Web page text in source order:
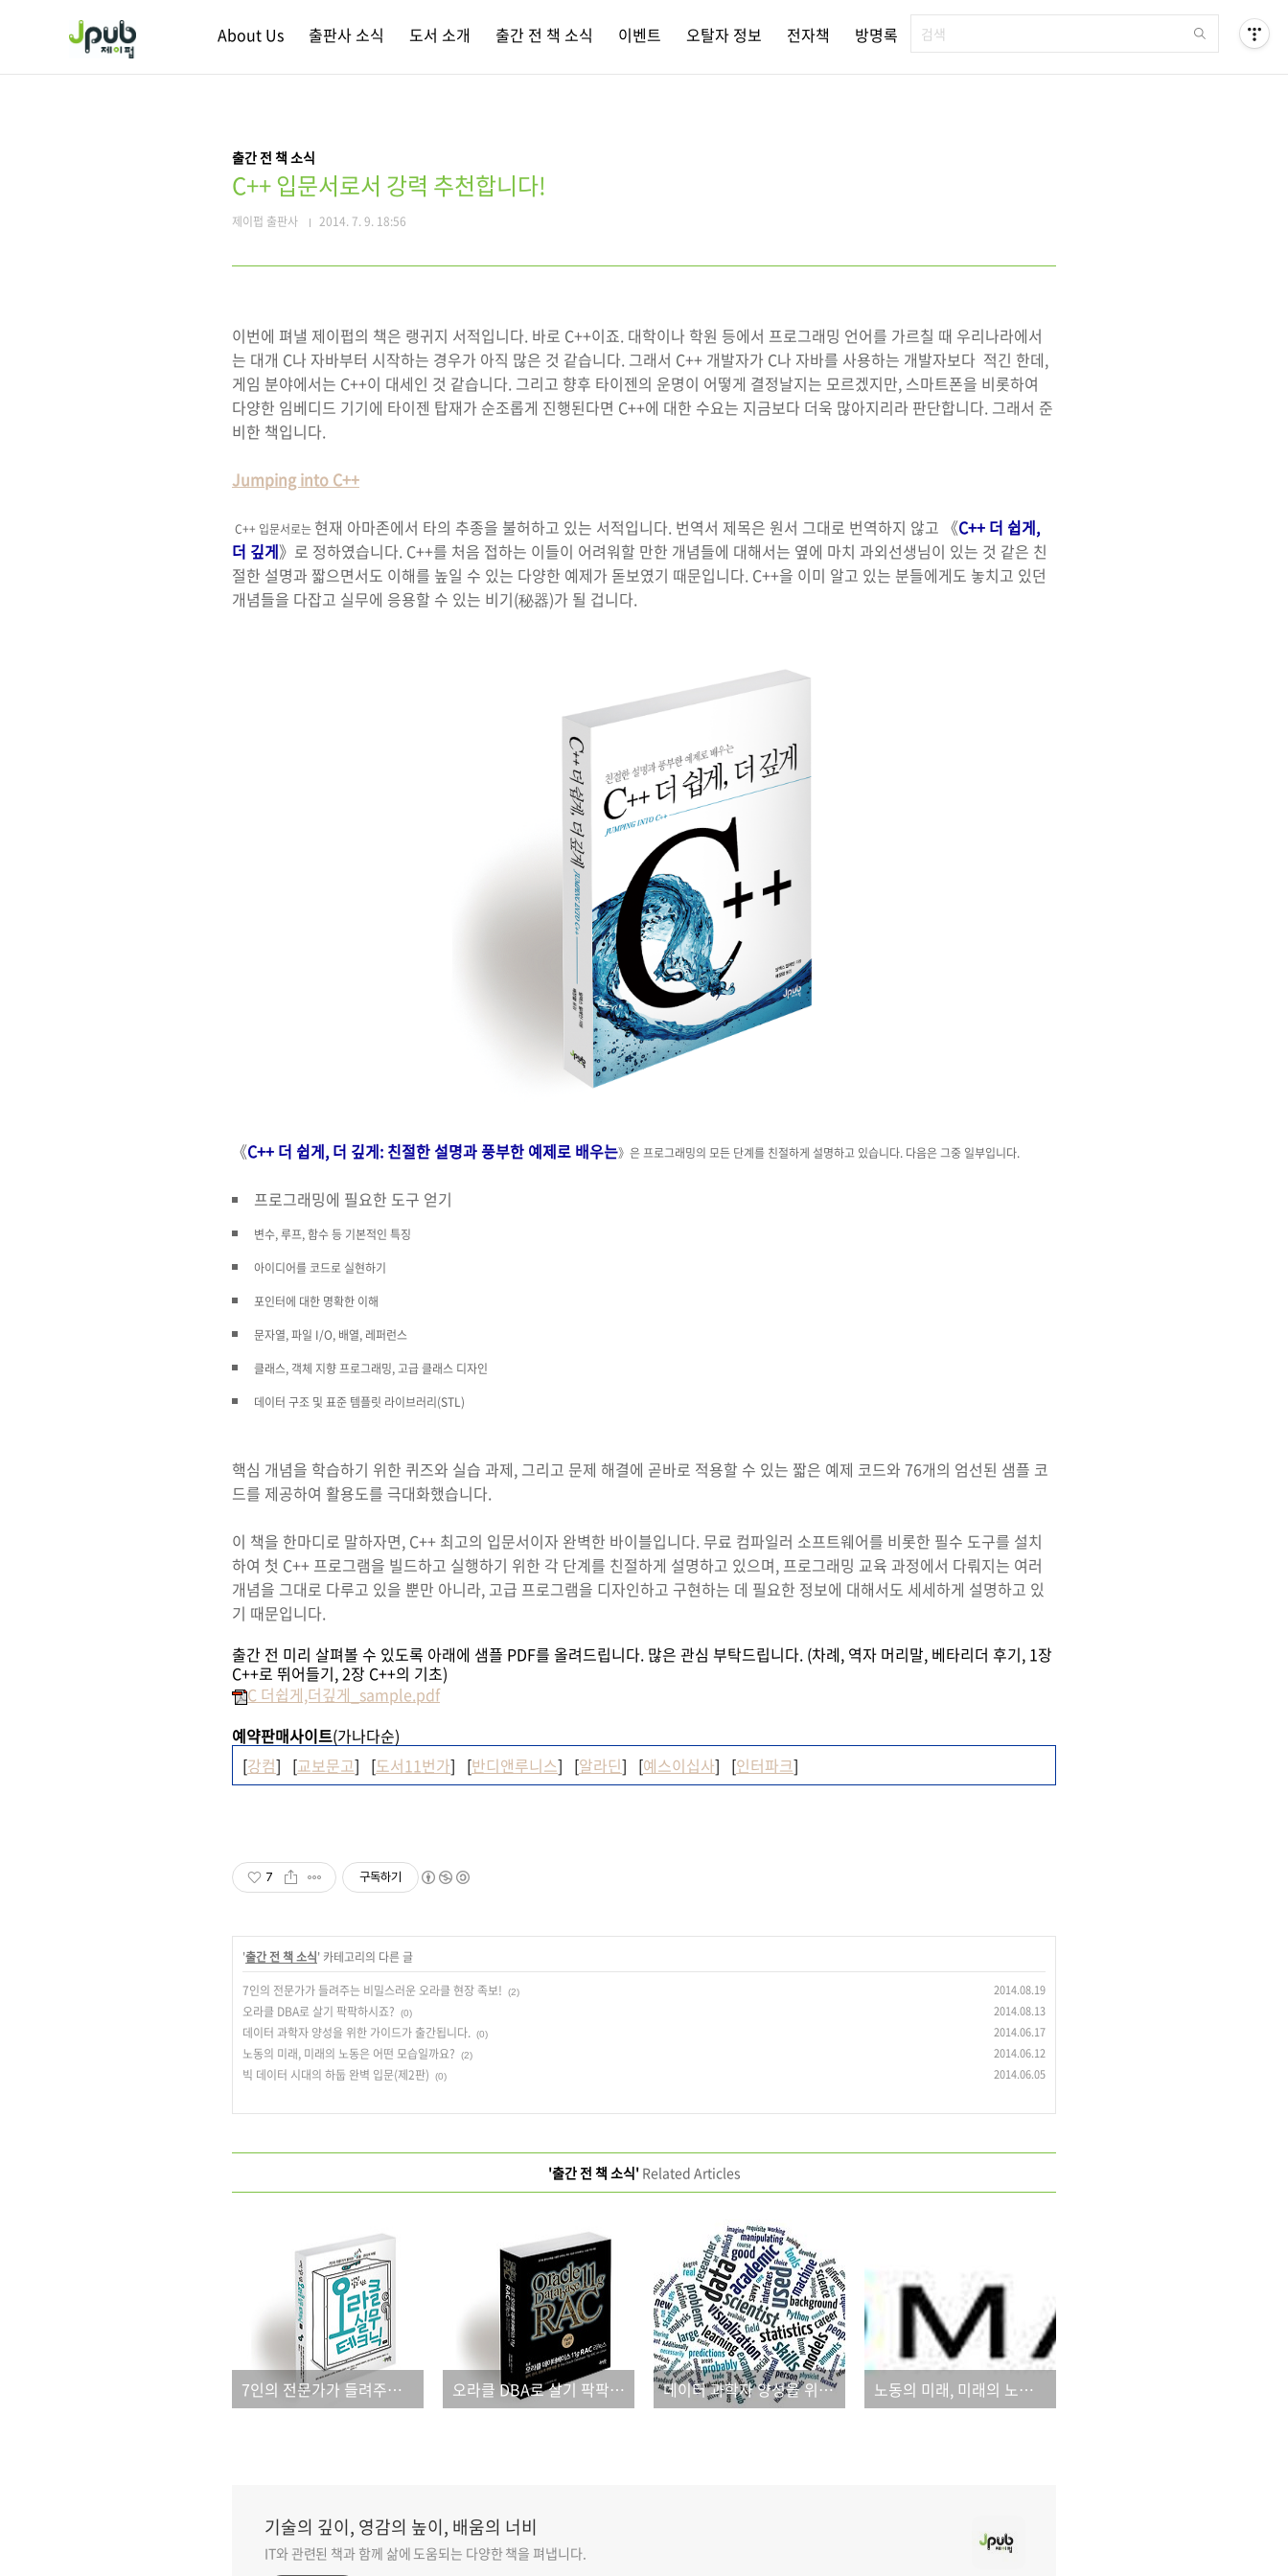
About Us 출판사 소식 도서 소개 출간 전 책 소식 이벤트 오탈자 정보 전자책 방명록
출간 전 책 소식
C++ 입문서로서 강력 추천합니다!
제이펍 출판사 2014. 7. 9. 18:56
이번에 펴낼 제이펍의 책은 랭귀지 서적입니다. 바로 C++이죠. 대학이나 학원 등에서 프로그래밍 언어를 가르칠 때 우리나라에서
는 대개 C나 자바부터 시작하는 경우가 아직 많은 것 같습니다. 그래서 C++ 개발자가 C나 자바를 사용하는 개발자보다 적긴 한데,
게임 분야에서는 C++이 대세인 것 같습니다. 그리고 향후 타이젠의 운명이 어떻게 결정날지는 모르겠지만, 스마트폰을 비롯하여
다양한 임베디드 기기에 타이젠 탑재가 순조롭게 진행된다면 C++에 대한 수요는 지금보다 더욱 많아지리라 판단합니다. 그래서 준
비한 책입니다.
Jumping into C++
C++ 입문서로는 현재 아마존에서 타의 추종을 불허하고 있는 서적입니다. 번역서 제목은 원서 그대로 번역하지 않고 《C++ 더 쉽게,
더 깊게》로 정하였습니다. C++를 처음 접하는 이들이 어려워할 만한 개념들에 대해서는 옆에 마치 과외선생님이 있는 것 같은 친
절한 설명과 짧으면서도 이해를 높일 수 있는 다양한 예제가 돋보였기 때문입니다. C++을 이미 알고 있는 분들에게도 놓치고 있던
개념들을 다잡고 실무에 응용할 수 있는 비기(秘器)가 될 겁니다.
《C++ 더 쉽게, 더 깊게: 친절한 설명과 풍부한 예제로 배우는》은 프로그래밍의 모든 단계를 친절하게 설명하고 있습니다. 다음은 그중 일부입니다.
프로그래밍에 필요한 도구 얻기
변수, 루프, 함수 등 기본적인 특징
아이디어를 코드로 실현하기
포인터에 대한 명확한 이해
문자열, 파일 I/O, 배열, 레퍼런스
클래스, 객체 지향 프로그래밍, 고급 클래스 디자인
데이터 구조 및 표준 템플릿 라이브러리(STL)
핵심 개념을 학습하기 위한 퀴즈와 실습 과제, 그리고 문제 해결에 곧바로 적용할 수 있는 짧은 예제 코드와 76개의 엄선된 샘플 코
드를 제공하여 활용도를 극대화했습니다.
이 책을 한마디로 말하자면, C++ 최고의 입문서이자 완벽한 바이블입니다. 무료 컴파일러 소프트웨어를 비롯한 필수 도구를 설치
하여 첫 C++ 프로그램을 빌드하고 실행하기 위한 각 단계를 친절하게 설명하고 있으며, 프로그래밍 교육 과정에서 다뤄지는 여러
개념을 그대로 다루고 있을 뿐만 아니라, 고급 프로그램을 디자인하고 구현하는 데 필요한 정보에 대해서도 세세하게 설명하고 있
기 때문입니다.
출간 전 미리 살펴볼 수 있도록 아래에 샘플 PDF를 올려드립니다. 많은 관심 부탁드립니다. (차례, 역자 머리말, 베타리더 후기, 1장
C++로 뛰어들기, 2장 C++의 기초)
C 더쉽게,더깊게_sample.pdf
예약판매사이트(가나다순)
[강컴] [교보문고] [도서11번가] [반디앤루니스] [알라딘] [예스이십사] [인터파크]
7 구독하기
'출간 전 책 소식' 카테고리의 다른 글
7인의 전문가가 들려주는 비밀스러운 오라클 현장 족보!
(2) 2014.08.19
오라클 DBA로 살기 팍팍하시죠? (0) 2014.08.13
데이터 과학자 양성을 위한 가이드가 출간됩니다. (0) 2014.06.17
노동의 미래, 미래의 노동은 어떤 모습일까요? (2) 2014.06.12
빅 데이터 시대의 하둡 완벽 입문(제2판) (0) 2014.06.05
'출간 전 책 소식'Related Articles
7인의 전문가가 들려주는 비밀스러운 오라클 현장 족보! 오라클 DBA로 살기 팍팍하시죠? 데이터 과학자 양성을 위한 가이드가 출간됩니다. 노동의 미래, 미래의 노동은 어떤 모습일까요?
기술의 깊이, 영감의 높이, 배움의 너비
IT와 관련된 책과 함께 삶에 도움되는 다양한 책을 펴냅니다.